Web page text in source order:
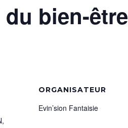
bien-être
,
ORGANISATEUR
Evin’sion Fantaisie